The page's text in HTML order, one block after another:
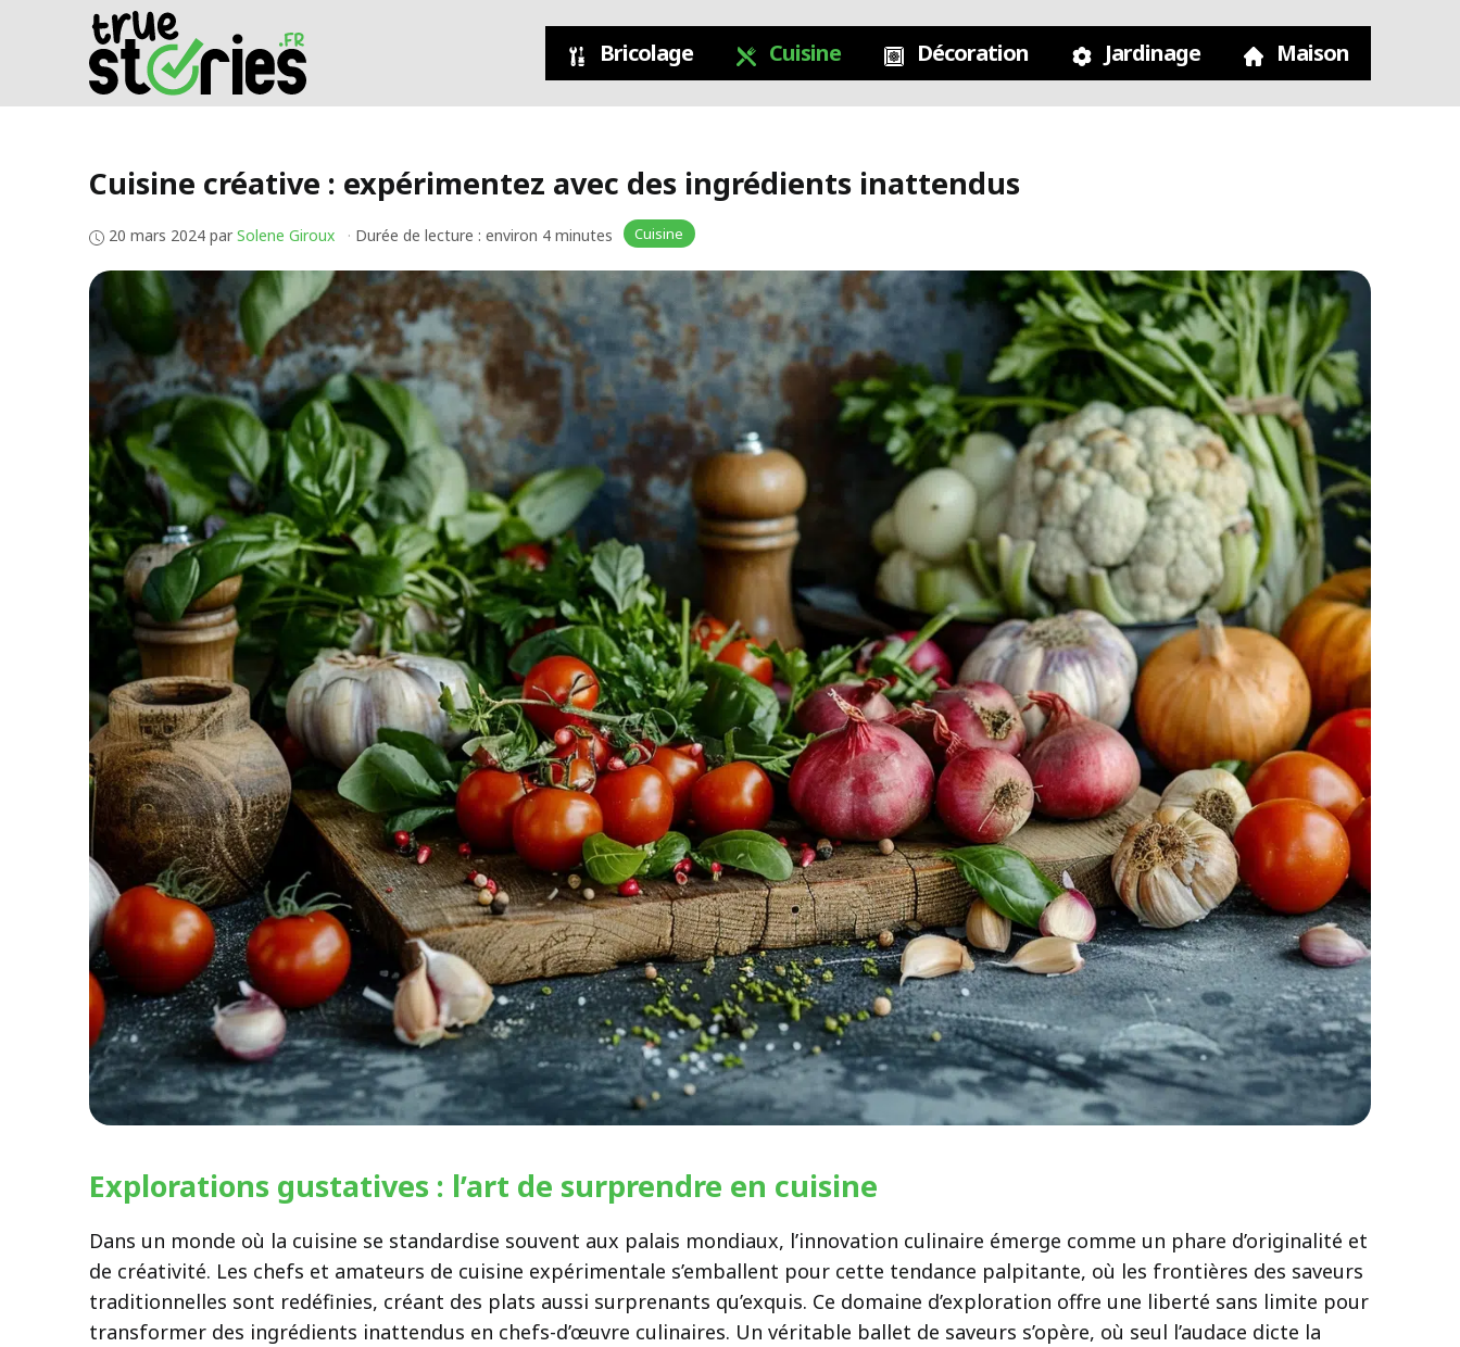
Bricolage Cuisine Décoration Jardinage Maison
Cuisine
Cuisine créative : expérimentez avec des ingrédients inattendus
20 mars 2024 par Solene Giroux · Durée de lecture : environ 4 minutes
Explorations gustatives : l’art de surprendre en cuisine
Dans un monde où la cuisine se standardise souvent aux palais mondiaux, l’innovation culinaire émerge comme un phare d’originalité et
de créativité. Les chefs et amateurs de cuisine expérimentale s’emballent pour cette tendance palpitante, où les frontières des saveurs
traditionnelles sont redéfinies, créant des plats aussi surprenants qu’exquis. Ce domaine d’exploration offre une liberté sans limite pour
transformer des ingrédients inattendus en chefs-d’œuvre culinaires. Un véritable ballet de saveurs s’opère, où seul l’audace dicte la